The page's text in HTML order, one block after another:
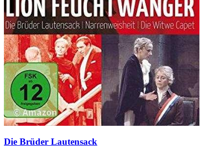
Die Brüder Lautensack